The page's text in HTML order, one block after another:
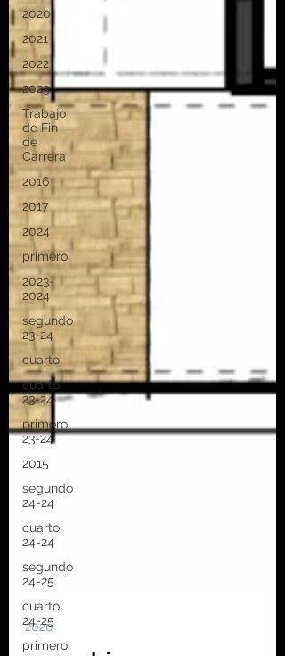
2020
2021
2022
2023
Trabajo
de Fin
de
Carrera
2016
2017
2024
primero
2023-
2024
segundo
23-24
cuarto
cuarto
23-24
primero
23-24
2015
segundo
24-24
cuarto
24-24
segundo
24-25
cuarto
24-25
primero